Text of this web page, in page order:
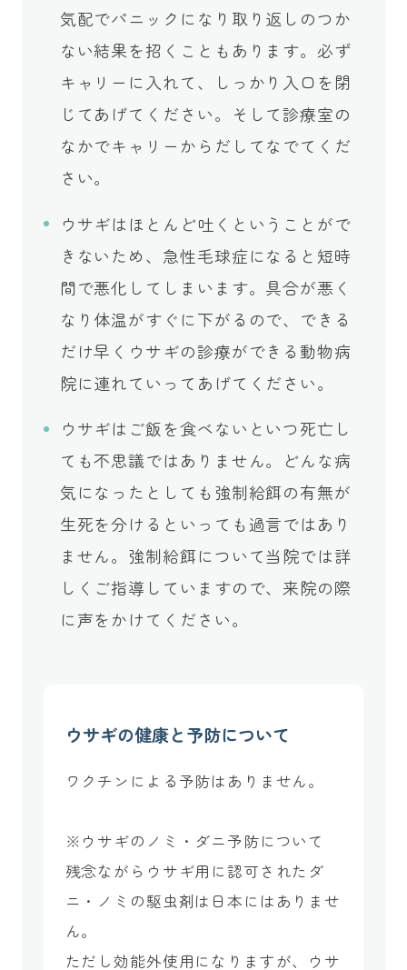
気配でパニックになり取り返しのつか
ない結果を招くこともあります。必ず
キャリーに入れて、しっかり入口を閉
じてあげてください。そして診療室の
なかでキャリーからだしてなでてくだ
さい。
ウサギはほとんど吐くということがで
きないため、急性毛球症になると短時
間で悪化してしまいます。具合が悪く
なり体温がすぐに下がるので、できる
だけ早くウサギの診療ができる動物病
院に連れていってあげてください。
ウサギはご飯を食べないといつ死亡し
ても不思議ではありません。どんな病
気になったとしても強制給餌の有無が
生死を分けるといっても過言ではあり
ません。強制給餌について当院では詳
しくご指導していますので、来院の際
に声をかけてください。
ウサギの健康と予防について
ワクチンによる予防はありません。
※ウサギのノミ・ダニ予防について
残念ながらウサギ用に認可されたダ
ニ・ノミの駆虫剤は日本にはありませ
ん。
ただし効能外使用になりますが、ウサ